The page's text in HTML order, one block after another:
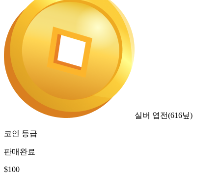
실버 엽전(616닢)
코인 등급
판매완료
$100